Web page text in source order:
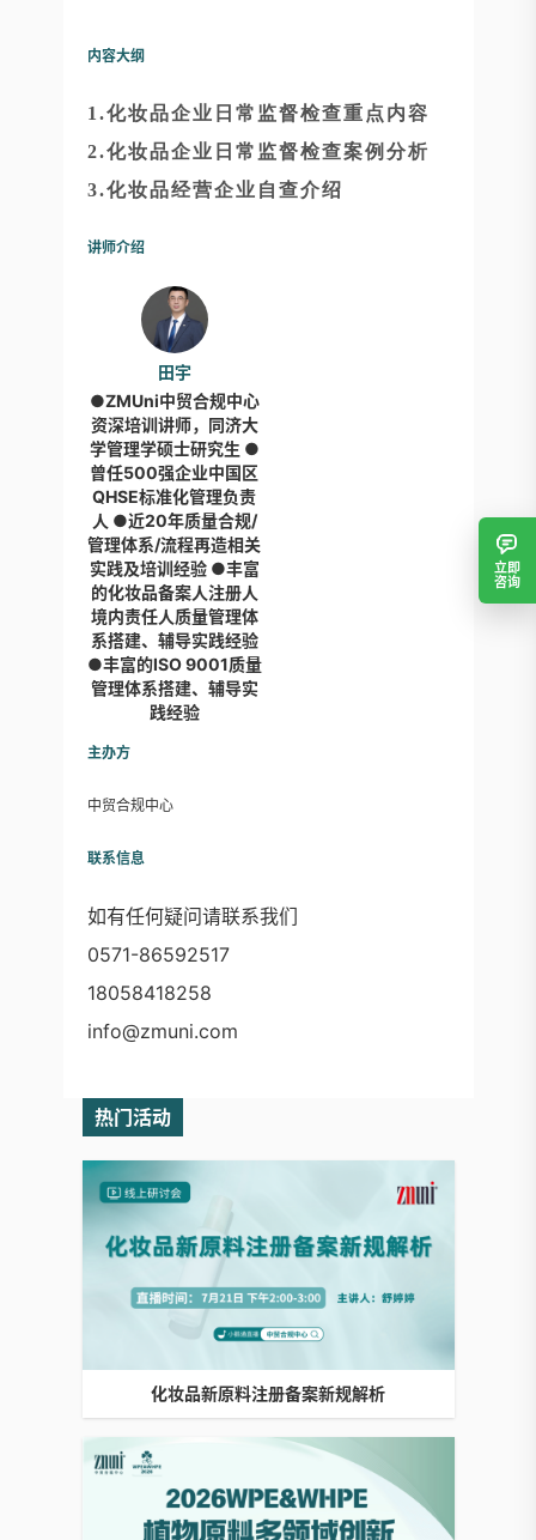
内容大纲
1.化妆品企业日常监督检查重点内容
2.化妆品企业日常监督检查案例分析
3.化妆品经营企业自查介绍
讲师介绍
田宇
●ZMUni中贸合规中心
资深培训讲师，同济大
学管理学硕士研究生 ●
曾任500强企业中国区
QHSE标准化管理负责
人 ●近20年质量合规/
管理体系/流程再造相关
实践及培训经验 ●丰富
的化妆品备案人注册人
境内责任人质量管理体
系搭建、辅导实践经验
●丰富的ISO 9001质量
管理体系搭建、辅导实
践经验
主办方
中贸合规中心
联系信息
如有任何疑问请联系我们
0571-86592517
18058418258
info@zmuni.com
热门活动
化妆品新原料注册备案新规解析
立即
咨询